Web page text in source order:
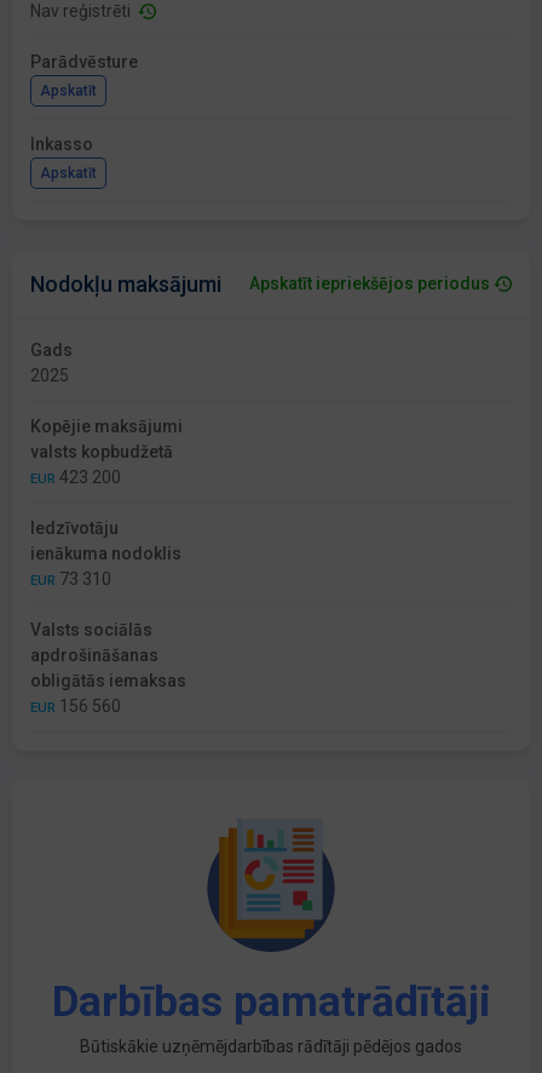
Nav reģistrēti
Parādvēsture
Apskatīt
Inkasso
Apskatīt
Nodokļu maksājumi Apskatīt iepriekšējos periodus
Gads
2025
Kopējie maksājumi
valsts kopbudžetā
EUR 423 200
Iedzīvotāju
ienākuma nodoklis
EUR 73 310
Valsts sociālās
apdrošināšanas
obligātās iemaksas
EUR 156 560
Darbības pamatrādītāji
Būtiskākie uzņēmējdarbības rādītāji pēdējos gados